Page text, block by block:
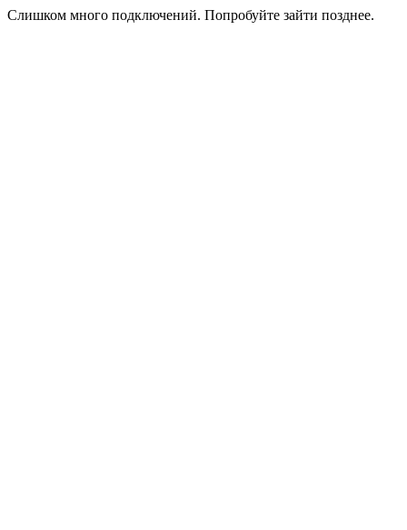
Слишком много подключений. Попробуйте зайти позднее.